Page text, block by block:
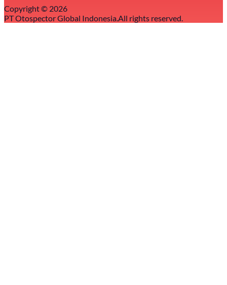
Copyright © 2026
PT Otospector Global Indonesia. All rights reserved.